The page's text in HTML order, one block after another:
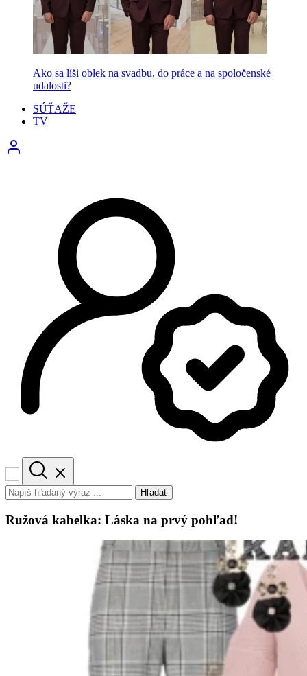
Ako sa líši oblek na svadbu, do práce a na spoločenské
udalosti?
SÚŤAŽE
TV
Hľadať
Ružová kabelka: Láska na prvý pohľad!